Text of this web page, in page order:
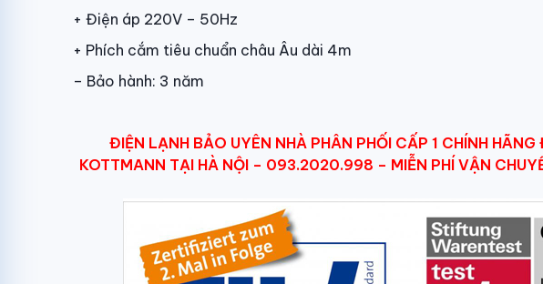
+ Điện áp 220V – 50Hz
+ Phích cắm tiêu chuẩn châu Âu dài 4m
– Bảo hành: 3 năm
ĐIỆN LẠNH BẢO UYÊN NHÀ PHÂN PHỐI CẤP 1 CHÍNH
KOTTMANN TẠI HÀ NỘI – 093.2020.998 – MIỄN PHÍ VẬN